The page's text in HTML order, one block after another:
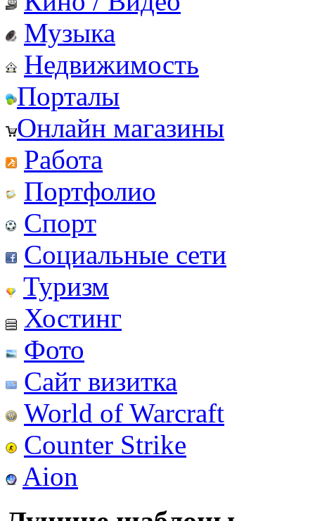
Музыка
Недвижимость
Порталы
Онлайн магазины
Работа
Портфолио
Спорт
Социальные сети
Туризм
Хостинг
Фото
Сайт визитка
World of Warcraft
Counter Strike
Aion